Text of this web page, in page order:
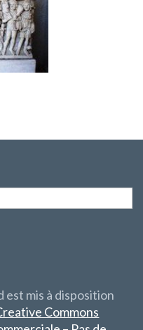
mis à disposition
Commons